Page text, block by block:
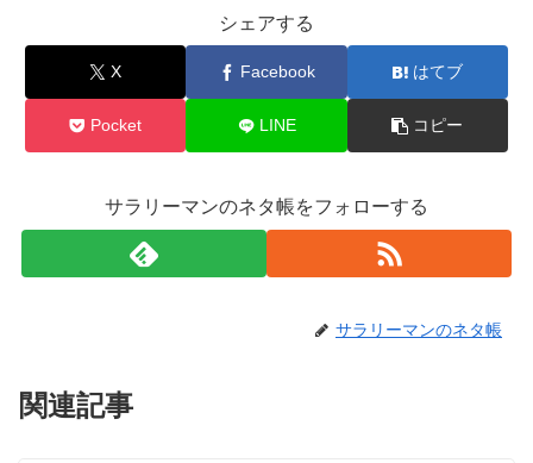
シェアする
X Facebook はてブ
Pocket LINE コピー
サラリーマンのネタ帳をフォローする
サラリーマンのネタ帳
関連記事